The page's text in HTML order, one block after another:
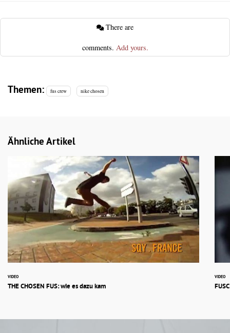
comments. Add yours.
Themen: fus crew nike chosen
Ähnliche Artikel
VIDEO
THE CHOSEN FUS: wie es dazu kam
VIDEO